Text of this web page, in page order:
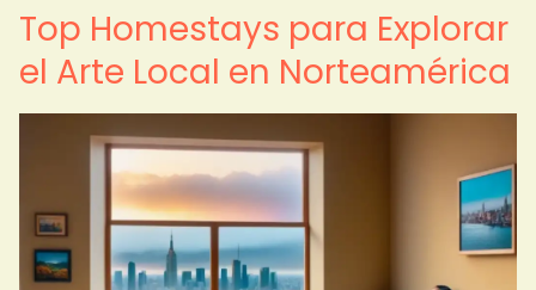
Top Homestays para Explorar
el Arte Local en Norteamérica